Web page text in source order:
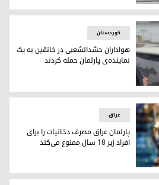
پارلمان عراق را تحریم می‌کنند
به یک نماینده‌ی پارلمان حمله
کوردستان
هواداران حشدالشعبی در خانقین به یک
نماینده‌ی پارلمان حمله کردند
زیر ١٨ سال ممنوع می‌کند
عراق
پارلمان عراق مصرف دخانیات را برای
افراد زیر ١٨ سال ممنوع می‌کند